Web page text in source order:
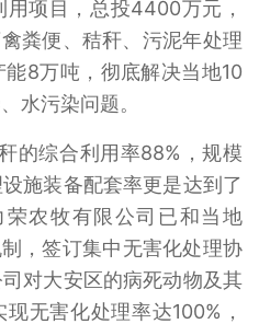
项目，总投4400万元，
粪便、秸秆、污泥年处理
8万吨，彻底解决当地10
水污染问题。
的综合利用率88%，规模
施装备配套率更是达到了
农牧有限公司已和当地
，签订集中无害化处理协
对大安区的病死动物及其
无害化处理率达100%，